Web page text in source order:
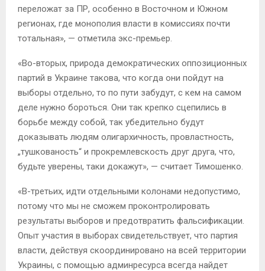
переложат за ПР, особенно в Восточном и Южном
регионах, где монополия власти в комиссиях почти
тотальная», — отметила экс-премьер.
«Во-вторых, природа демократических оппозиционных
партий в Украине такова, что когда они пойдут на
выборы отдельно, то по пути забудут, с кем на самом
деле нужно бороться. Они так крепко сцепились в
борьбе между собой, так убедительно будут
доказывать людям олигархичность, провластность,
„тушкованость“ и прокремлевскость друг друга, что,
будьте уверены, таки докажут», — считает Тимошенко.
«В-третьих, идти отдельными колонами недопустимо,
потому что мы не сможем проконтролировать
результаты выборов и пред­отвратить фальсификации.
Опыт участия в выборах свидетельствует, что партия
власти, действуя скоординировано на всей территории
Украины, с помощью админресурса всегда найдет